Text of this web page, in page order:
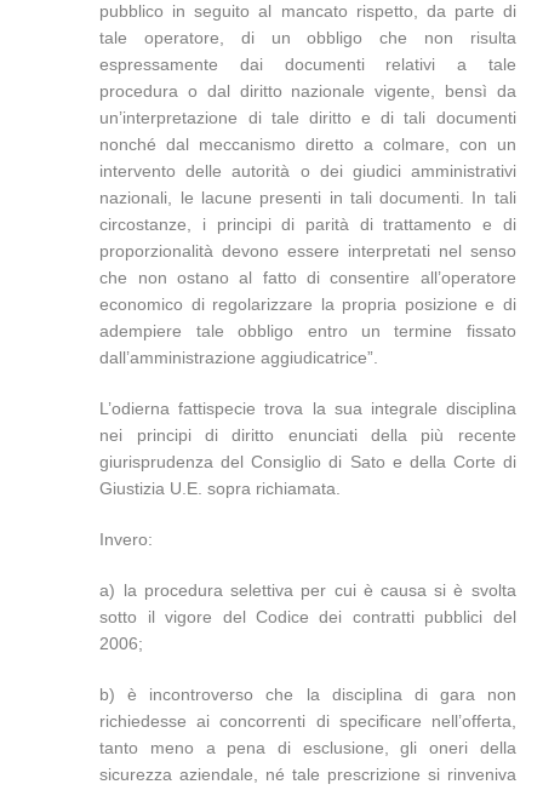
pubblico in seguito al mancato rispetto, da parte di
tale operatore, di un obbligo che non risulta
espressamente dai documenti relativi a tale
procedura o dal diritto nazionale vigente, bensì da
un’interpretazione di tale diritto e di tali documenti
nonché dal meccanismo diretto a colmare, con un
intervento delle autorità o dei giudici amministrativi
nazionali, le lacune presenti in tali documenti. In tali
circostanze, i principi di parità di trattamento e di
proporzionalità devono essere interpretati nel senso
che non ostano al fatto di consentire all’operatore
economico di regolarizzare la propria posizione e di
adempiere tale obbligo entro un termine fissato
dall’amministrazione aggiudicatrice”.
L’odierna fattispecie trova la sua integrale disciplina
nei principi di diritto enunciati della più recente
giurisprudenza del Consiglio di Sato e della Corte di
Giustizia U.E. sopra richiamata.
Invero:
a) la procedura selettiva per cui è causa si è svolta
sotto il vigore del Codice dei contratti pubblici del
2006;
b) è incontroverso che la disciplina di gara non
richiedesse ai concorrenti di specificare nell’offerta,
tanto meno a pena di esclusione, gli oneri della
sicurezza aziendale, né tale prescrizione si rinveniva